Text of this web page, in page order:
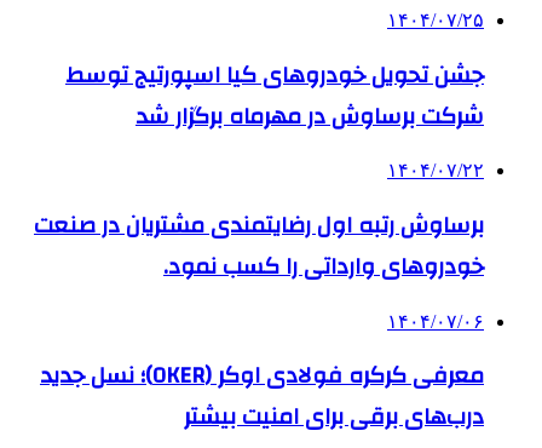
۱۴۰۴/۰۷/۲۵
جشن تحویل خودروهای کیا اسپورتیج توسط
شرکت برساوش در مهرماه برگزار شد
۱۴۰۴/۰۷/۲۲
برساوش رتبه اول رضایتمندی مشتریان در صنعت
خودروهای وارداتی را کسب نمود.
۱۴۰۴/۰۷/۰۶
معرفی کرکره فولادی اوکر (OKER)؛ نسل جدید
درب‌های برقی برای امنیت بیشتر